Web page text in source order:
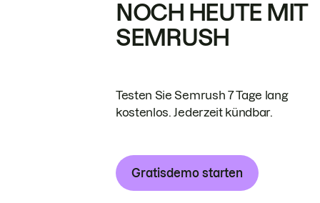
NOCH HEUTE MIT
SEMRUSH
Testen Sie Semrush 7 Tage lang
kostenlos. Jederzeit kündbar.
Gratisdemo starten